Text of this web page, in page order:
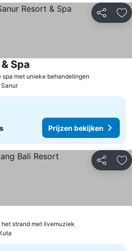
Delen
spa met unieke behandelingen
Spa
Sanur
Prijzen bekijken
Delen
het strand met livemuziek